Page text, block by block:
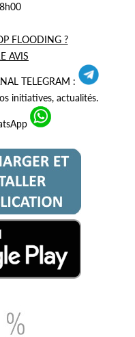
FLOODING ?
AVIS
TELEGRAM :
initiatives, actualités.